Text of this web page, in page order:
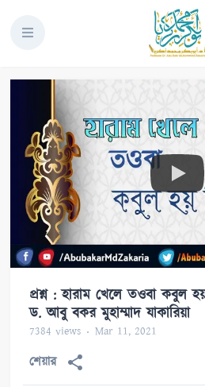
প্রশ্ন : হারাম খেলে তওবা কবুল
ড. আবু বকর মুহাম্মাদ যাকারিয়া
7384 views Mar 11, 2021
শেয়ার